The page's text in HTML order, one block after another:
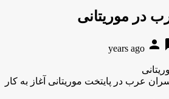
در موریتانی
person
عرب در پایتخت موریتانی آغاز به کار